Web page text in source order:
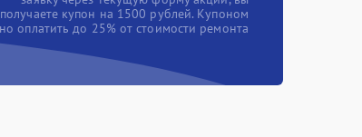
получаете купон на 1500 рублей. Купоном
оплатить до 25% от стоимости ремонта